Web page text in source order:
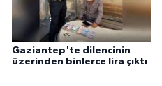
Gaziantep'te dilencinin
üzerinden binlerce lira çıktı